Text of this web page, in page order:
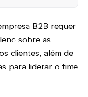
B2B requer
sobre as
clientes, além de
para liderar o time